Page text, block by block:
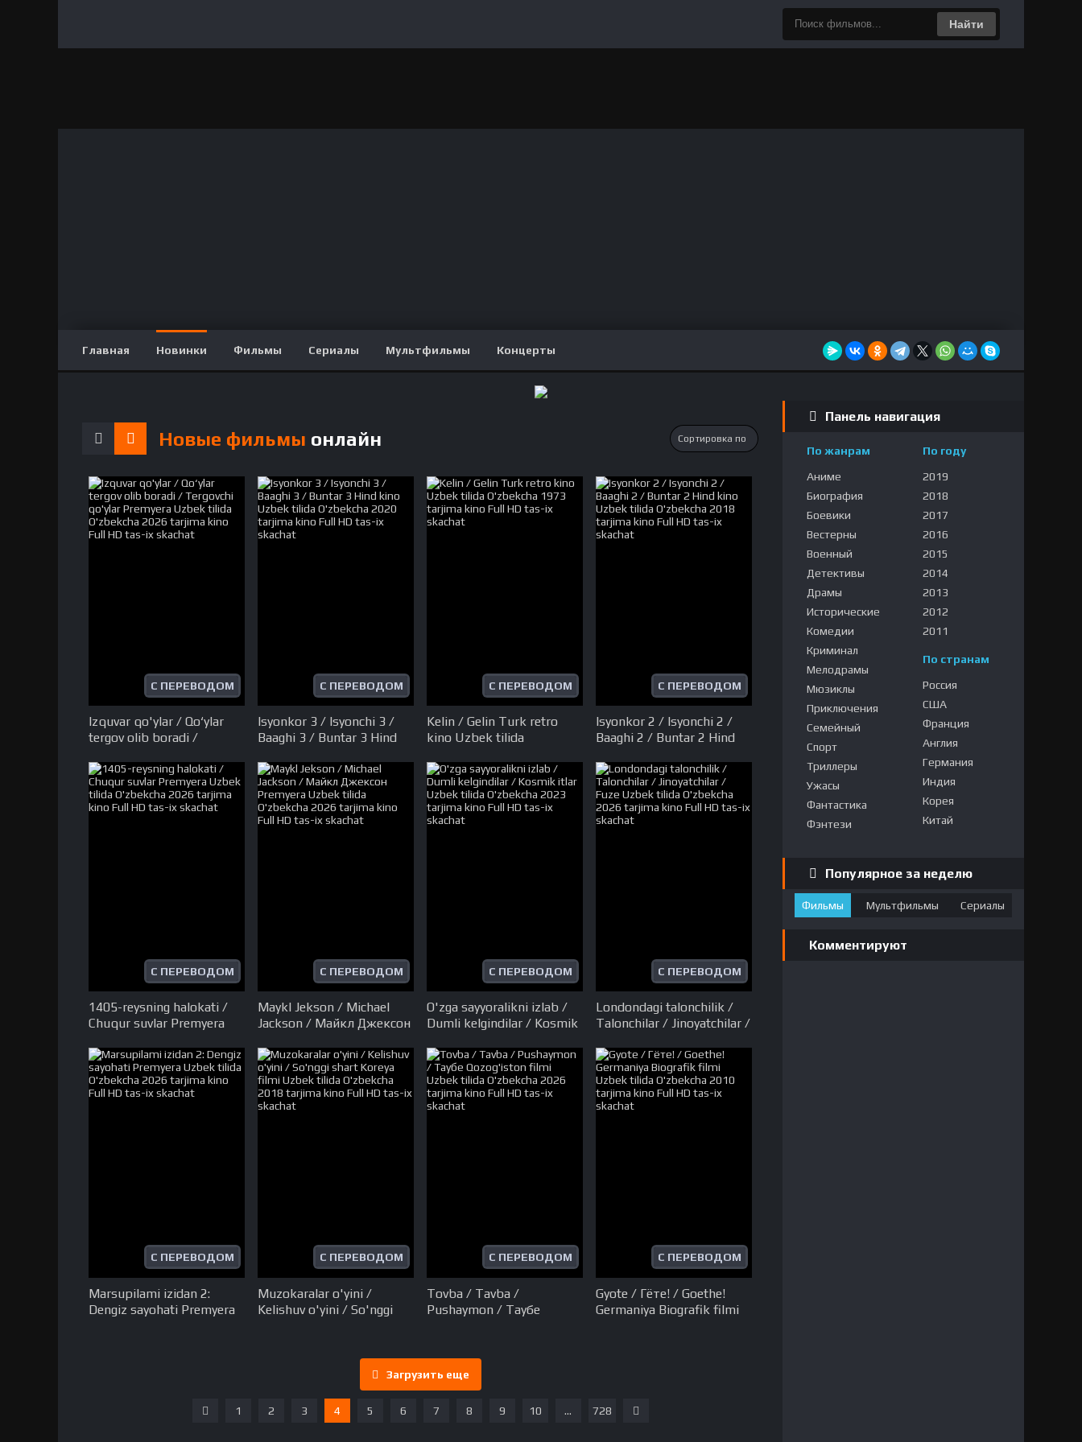
Найти
Главная Новинки Фильмы Сериалы Мультфильмы Концерты
Новые фильмы онлайн
Izquvar qo'ylar / Qo‘ylar
tergov olib boradi /
Uzbek tilida O'zbekcha
2026 tarjima kino Full HD
tas-ix skachat
С ПЕРЕВОДОМ
Isyonkor 3 / Isyonchi 3 /
Baaghi 3 / Buntar 3 Hind
O'zbekcha 2020 tarjima
kino Full HD tas-ix skachat
С ПЕРЕВОДОМ
Kelin / Gelin Turk retro
kino Uzbek tilida
kino Full HD tas-ix skachat
С ПЕРЕВОДОМ
Isyonkor 2 / Isyonchi 2 /
Baaghi 2 / Buntar 2 Hind
O'zbekcha 2018 tarjima
kino Full HD tas-ix skachat
С ПЕРЕВОДОМ
1405-reysning halokati /
Chuqur suvlar Premyera
2026 tarjima kino Full HD
tas-ix skachat
С ПЕРЕВОДОМ
Maykl Jekson / Michael
Jackson / Майкл Джексон
O'zbekcha 2026 tarjima
kino Full HD tas-ix skachat
С ПЕРЕВОДОМ
O'zga sayyoralikni izlab /
Dumli kelgindilar / Kosmik
O'zbekcha 2023 tarjima
kino Full HD tas-ix skachat
С ПЕРЕВОДОМ
Londondagi talonchilik /
Talonchilar / Jinoyatchilar /
O'zbekcha 2026 tarjima
kino Full HD tas-ix skachat
С ПЕРЕВОДОМ
Marsupilami izidan 2:
Dengiz sayohati Premyera
С ПЕРЕВОДОМ
Muzokaralar o'yini /
Kelishuv o'yini / So'nggi
tarjima kino Full HD tas-ix
С ПЕРЕВОДОМ
Tovba / Tavba /
Pushaymon / Таубе
tarjima kino Full HD tas-ix
skachat
С ПЕРЕВОДОМ
Gyote / Гёте! / Goethe!
Germaniya Biografik filmi
С ПЕРЕВОДОМ
Загрузить еще
1 2 3 4 5 6 7 8 9 10 ... 728
Панель навигация
По жанрам
Аниме
Биография
Боевики
Вестерны
Военный
Детективы
Драмы
Исторические
Комедии
Криминал
Мелодрамы
Мюзиклы
Приключения
Семейный
Спорт
Триллеры
Ужасы
Фантастика
Фэнтези
По году
2019
2018
2017
2016
2015
2014
2013
2012
2011
По странам
Россия
США
Франция
Англия
Германия
Индия
Корея
Китай
Популярное за неделю
Фильмы Мультфильмы Сериалы
Комментируют